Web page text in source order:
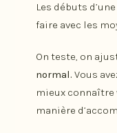
Les débuts
faire avec les
On teste, on
normal. Vous
mieux
manière